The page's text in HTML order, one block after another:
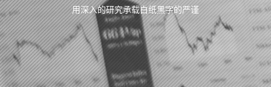
用深入的研究承载白纸黑字的严谨